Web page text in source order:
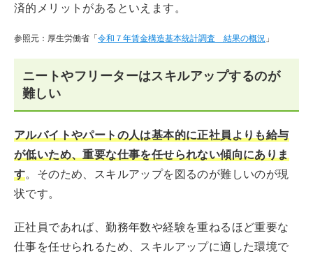
済的メリットがあるといえます。
参照元：厚生労働省「令和７年賃金構造基本統計調査 結果の概況 」
ニートやフリーターはスキルアップするのが
難しい
アルバイトやパートの人は基本的に正社員よりも給与
が低いため、重要な仕事を任せられない傾向にありま
す。そのため、スキルアップを図るのが難しいのが現
状です。
正社員であれば、勤務年数や経験を重ねるほど重要な
仕事を任せられるため、スキルアップに適した環境で